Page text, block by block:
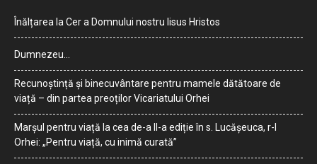
Înălțarea la Cer a Domnului nostru Iisus Hristos
Dumnezeu…
Recunoștință și binecuvântare pentru mamele dătătoare de
viață – din partea preoților Vicariatului Orhei
Marșul pentru viață la cea de-a II-a ediție în s. Lucășeuca, r-l
Orhei: „Pentru viață, cu inimă curată”